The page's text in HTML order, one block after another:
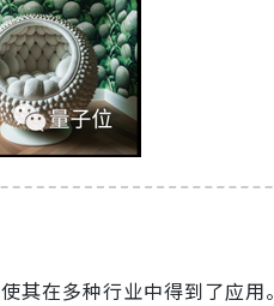
使其在多种行业中得到了应用。